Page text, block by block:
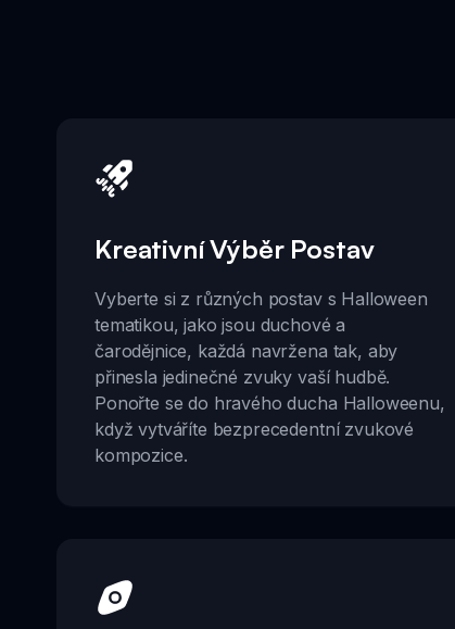
Kreativní Výběr Postav
Vyberte si z různých postav s Halloween
tematikou, jako jsou duchové a
čarodějnice, každá navržena tak, aby
přinesla jedinečné zvuky vaší hudbě.
Ponořte se do hravého ducha Halloweenu,
když vytváříte bezprecedentní zvukové
kompozice.